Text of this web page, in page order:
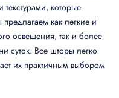
которые
как легкие и
освещения, так и более
суток. Все шторы легко
их практичным выбором